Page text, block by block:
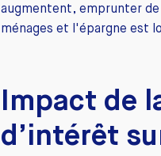
augmentent, emprunter
ménages et l'épargne est
Impact de
d’intérêt